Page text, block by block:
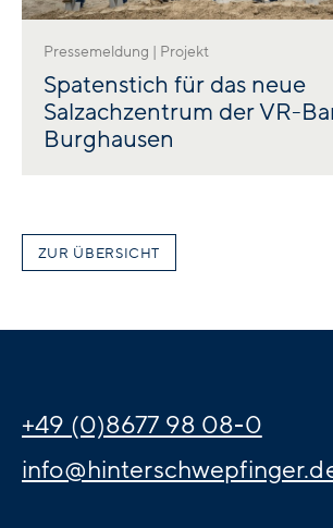
Pressemeldung | Projekt
Spatenstich für das neue
Salzachzentrum der VR-
Burghausen
ZUR ÜBERSICHT
+49 (0)8677 98 08-0